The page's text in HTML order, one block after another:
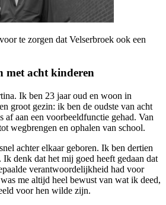
te zorgen dat Velserbroek ook een
met acht kinderen
Ik ben 23 jaar oud en woon in
groot gezin: ik ben de oudste van acht
af aan een voorbeeldfunctie gehad. Van
wegbrengen en ophalen van school.
achter elkaar geboren. Ik ben dertien
Ik denk dat het mij goed heeft gedaan dat
verantwoordelijkheid had voor
me altijd heel bewust van wat ik deed,
voor hen wilde zijn.